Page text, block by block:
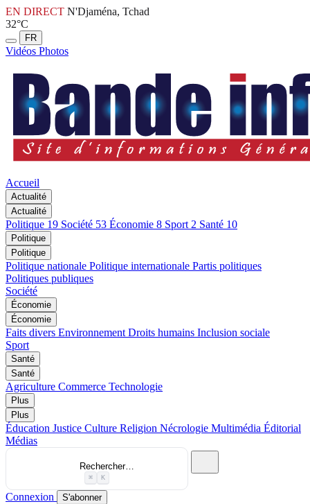
EN DIRECT N'Djaména, Tchad
32°C
FR
Vidéos Photos
Accueil
Actualité
Actualité
Politique 19 Société 53 Économie 8 Sport 2 Santé 10
Politique
Politique
Politique nationale Politique internationale Partis politiques
Politiques publiques
Société
Économie
Économie
Faits divers Environnement Droits humains Inclusion sociale
Sport
Santé
Santé
Agriculture Commerce Technologie
Plus
Plus
Éducation Justice Culture Religion Nécrologie Multimédia Éditorial
Médias
Rechercher…
⌘ K
Connexion S'abonner